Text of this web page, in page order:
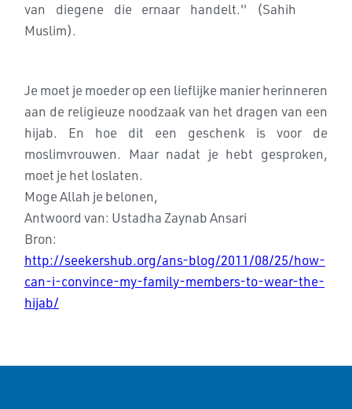
van diegene die ernaar handelt.'' (Sahih
Muslim).
Je moet je moeder op een lieflijke manier herinneren
aan de religieuze noodzaak van het dragen van een
hijab. En hoe dit een geschenk is voor de
moslimvrouwen. Maar nadat je hebt gesproken,
moet je het loslaten.
Moge Allah je belonen,
Antwoord van: Ustadha Zaynab Ansari
Bron:
http://seekershub.org/ans-blog/2011/08/25/how-
can-i-convince-my-family-members-to-wear-the-
hijab/